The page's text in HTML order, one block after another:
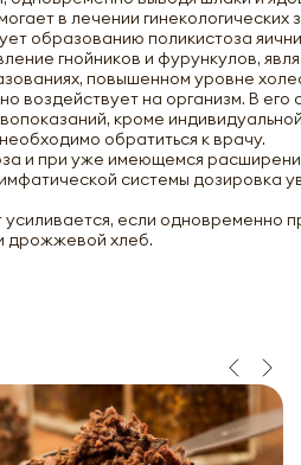
в лечении
образованию поликистоза
гнойников и фурункулов,
повышенном уровне
воздействует на организм. В
кроме
необходимо обратиться к врачу.
и при уже имеющемся
системы дозировка
если одновременно
дрожжевой хлеб.